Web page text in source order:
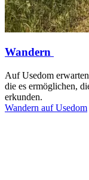
Wandern
Auf Usedom
die es ermöglichen,
erkunden.
Wandern auf Usedom